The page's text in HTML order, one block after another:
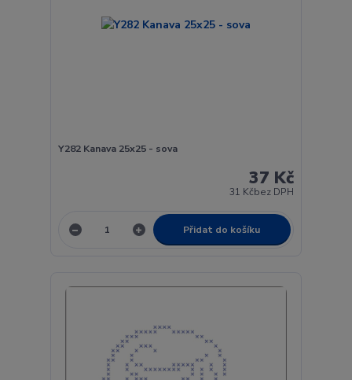
Y282 Kanava 25x25 - sova
37 Kč
31 Kčbez DPH
Přidat do košíku